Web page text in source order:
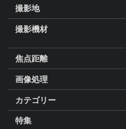
撮影地
撮影機材
焦点距離
画像処理
カテゴリー
特集